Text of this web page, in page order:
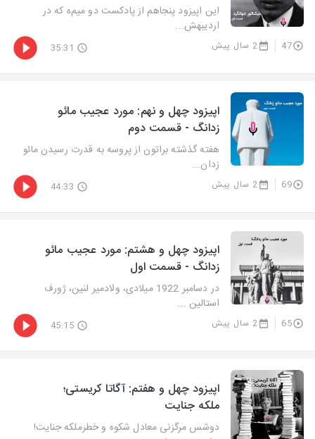
این اپیزود پنجاهم از پادکست دو میم‌ه که در
اردیبهش...
47 2 سال پیش 35:31
اپیزود چهل و نهم: مورد عجیب مائو
زدانگ - قسمت دوم
هفته گذشته براتون از پروسه به قدرت رسیدن مائو
زدان...
69 2 سال پیش 44:33
اپیزود چهل و هشتم: مورد عجیب مائو
زدانگ - قسمت اول
در دسامبر 1922 میلادی، ولادمیر لنین، ژورف
استالین ...
65 2 سال پیش 45:15
اپیزود چهل و هفتم: آگاتا کریستی؛
ملکه جنایت
دوشس مرگزنی معادل شکوه و خطرملکه جنایت!